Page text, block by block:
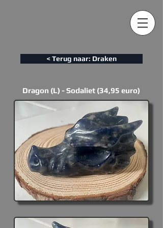
< Terug naar: Draken
Dragon (L) - Sodaliet (34,95 euro)